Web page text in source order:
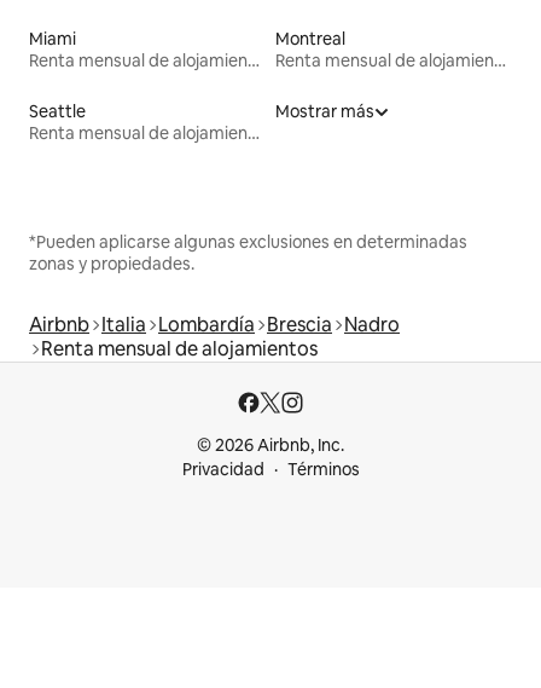
Miami
Renta mensual de alojamientos
Montreal
Renta mensual de alojamientos
Seattle
Renta mensual de alojamientos
Mostrar más
*Pueden aplicarse algunas exclusiones en determinadas
zonas y propiedades.
Airbnb Italia Lombardía Brescia Nadro
Renta mensual de alojamientos
© 2026 Airbnb, Inc.
Privacidad
Términos